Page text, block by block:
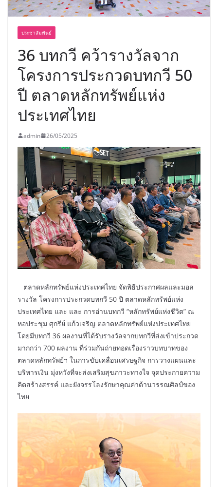
ประชาสัมพันธ์
36 บทกวี คว้ารางวัลจาก
โครงการประกวดบทกวี 50
ปี ตลาดหลักทรัพย์แห่ง
ประเทศไทย
admin 26/05/2025
ตลาดหลักทรัพย์แห่งประเทศไทย จัดพิธีประกาศผลและมอล
รางวัล โครงการประกวดบทกวี 50 ปี ตลาดหลักทรัพย์แห่ง
ประเทศไทย และ และ การอ่านบทกวี “หลักทรัพย์แห่งชีวิต” ณ
หอประชุม ศุกรีย์ แก้วเจริญ ตลาดหลักทรัพย์แห่งประเทศไทย
โดยมีบทกวี 36 ผลงานที่ได้รับรางวัลจากบทกวีที่ส่งเข้าประกวด
มากกว่า 700 ผลงาน ที่ร่วมกันถ่ายทอดเรื่องราวบทบาทของ
ตลาดหลักทรัพย์ฯ ในการขับเคลื่อนเศรษฐกิจ การวางแผนและ
บริหารเงิน มุ่งหวังที่จะส่งเสริมสุขภาวะทางใจ จุดประกายความ
คิดสร้างสรรค์ และยังจรรโลงรักษาคุณค่าด้านวรรณศิลป์ของ
ไทย